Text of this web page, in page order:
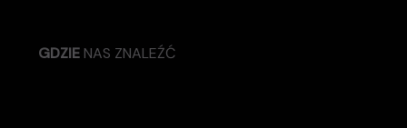
GDZIE NAS ZNALEŹĆ